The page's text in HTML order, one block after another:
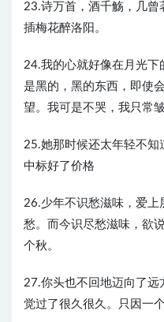
23.诗万首，酒千觞，几曾
插梅花醉洛阳。
24.我的心就好像在月光下
是黑的，黑的东西，即使
望。我可是不哭，我只常皱
25.她那时候还太年轻不知
中标好了价格
26.少年不识愁滋味，爱上
愁。而今识尽愁滋味，欲
个秋。
27.你头也不回地迈向了远
觉过了很久很久。只因一